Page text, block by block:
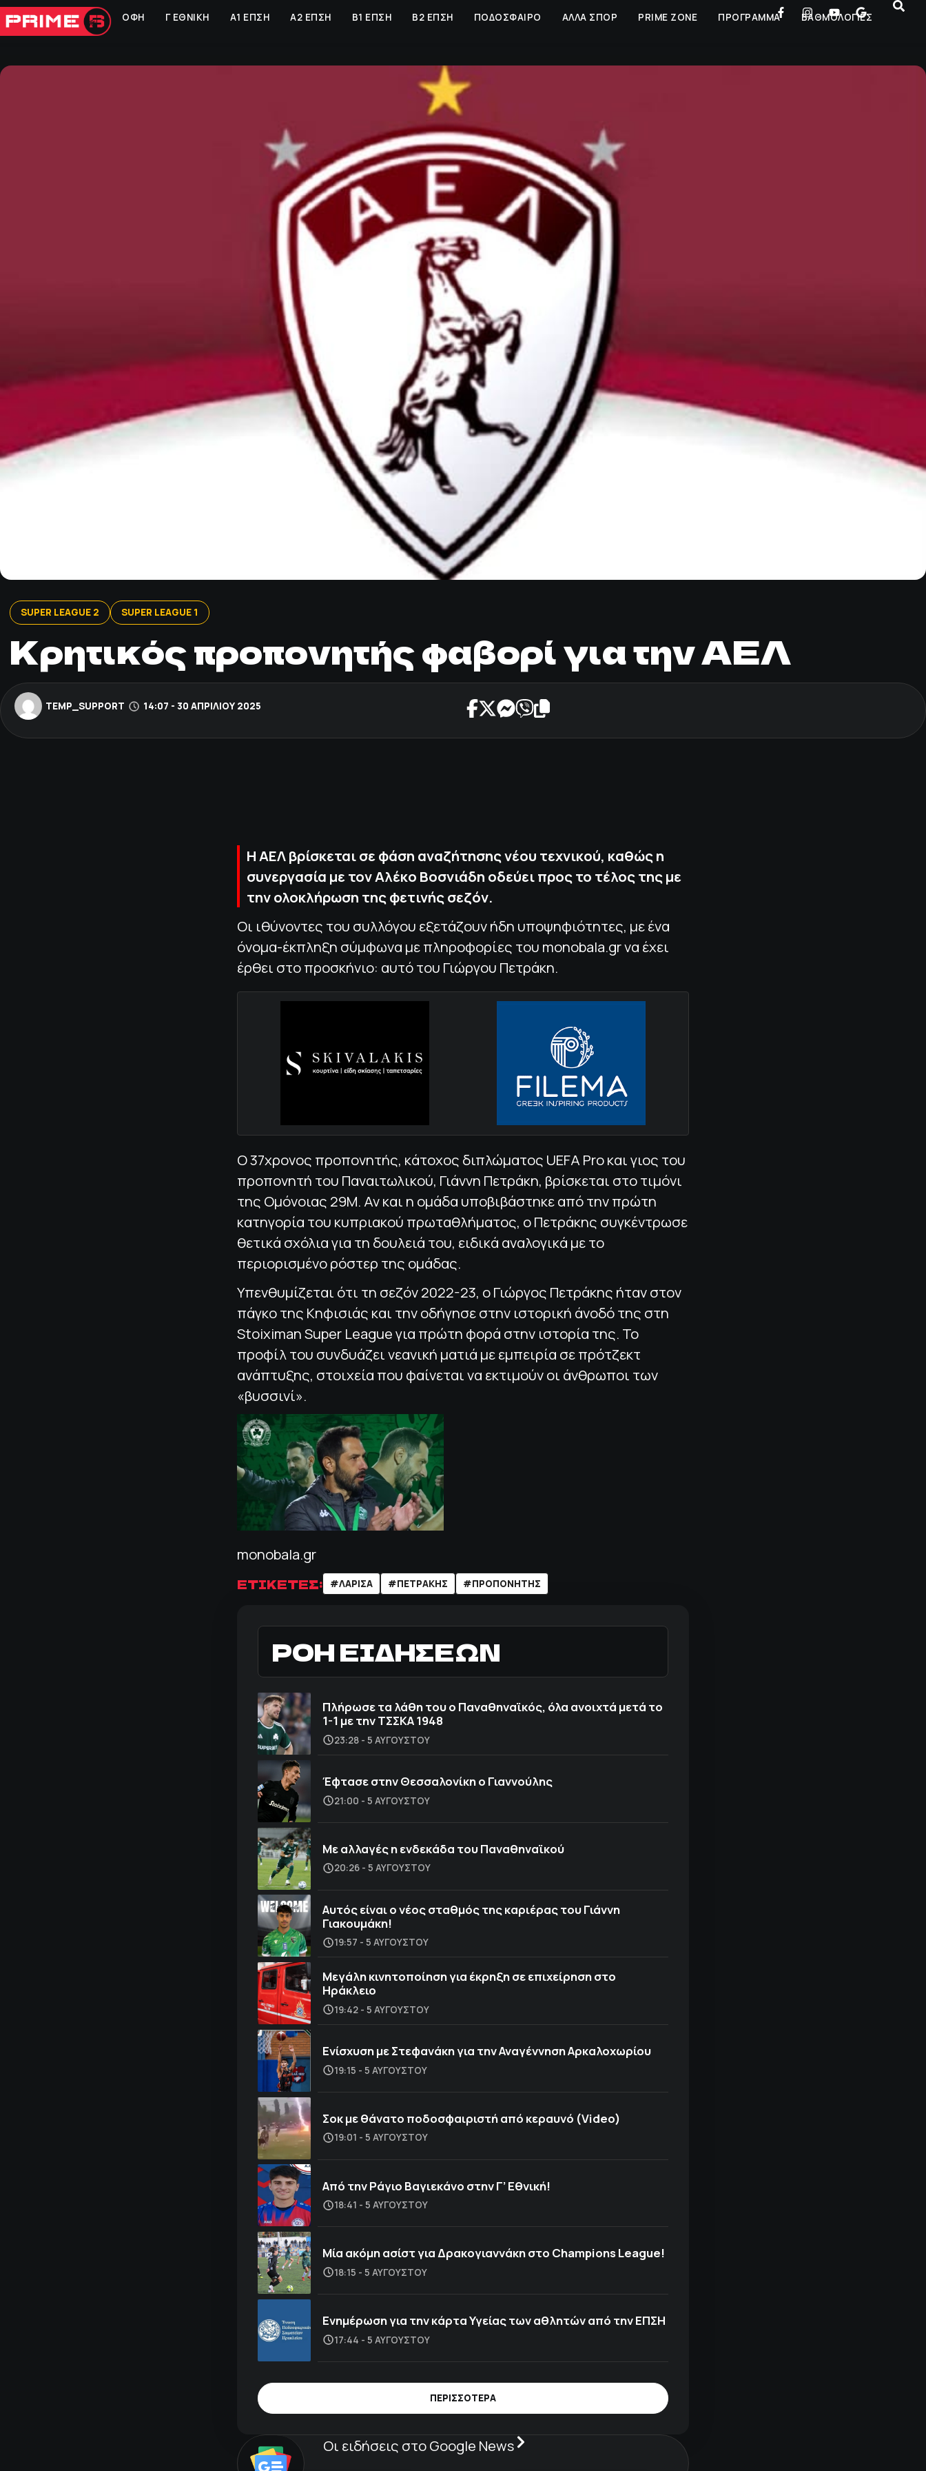
ΟΦΗ Γ ΕΘΝΙΚΗ Α1 ΕΠΣΗ Α2 ΕΠΣΗ Β1 ΕΠΣΗ Β2 ΕΠΣΗ ΠΟΔΟΣΦΑΙΡΟ ΑΛΛΑ ΣΠΟΡ PRIME ZONE ΠΡΟΓΡΑΜΜΑ ΒΑΘΜΟΛΟΓΙΕΣ
SUPER LEAGUE 2 SUPER LEAGUE 1
Κρητικός προπονητής φαβορί για την ΑΕΛ
TEMP_SUPPORT 14:07 - 30 ΑΠΡΙΛΊΟΥ 2025
Η ΑΕΛ βρίσκεται σε φάση αναζήτησης νέου τεχνικού, καθώς η
συνεργασία με τον Αλέκο Βοσνιάδη οδεύει προς το τέλος της με
την ολοκλήρωση της φετινής σεζόν.
Οι ιθύνοντες του συλλόγου εξετάζουν ήδη υποψηφιότητες, με ένα
όνομα-έκπληξη σύμφωνα με πληροφορίες του monobala.gr να έχει
έρθει στο προσκήνιο: αυτό του Γιώργου Πετράκη.
Ο 37χρονος προπονητής, κάτοχος διπλώματος UEFA Pro και γιος του
προπονητή του Παναιτωλικού, Γιάννη Πετράκη, βρίσκεται στο τιμόνι
της Ομόνοιας 29Μ. Αν και η ομάδα υποβιβάστηκε από την πρώτη
κατηγορία του κυπριακού πρωταθλήματος, ο Πετράκης συγκέντρωσε
θετικά σχόλια για τη δουλειά του, ειδικά αναλογικά με το
περιορισμένο ρόστερ της ομάδας.
Υπενθυμίζεται ότι τη σεζόν 2022-23, ο Γιώργος Πετράκης ήταν στον
πάγκο της Κηφισιάς και την οδήγησε στην ιστορική άνοδό της στη
Stoiximan Super League για πρώτη φορά στην ιστορία της. Το
προφίλ του συνδυάζει νεανική ματιά με εμπειρία σε πρότζεκτ
ανάπτυξης, στοιχεία που φαίνεται να εκτιμούν οι άνθρωποι των
«βυσσινί».
monobala.gr
ΕΤΙΚΕΤΕΣ: #ΛΑΡΙΣΑ #ΠΕΤΡΑΚΗΣ #ΠΡΟΠΟΝΗΤΗΣ
ΡΟΗ ΕΙΔΗΣΕΩΝ
Πλήρωσε τα λάθη του ο Παναθηναϊκός, όλα ανοιχτά μετά το
1-1 με την ΤΣΣΚΑ 1948
23:28 - 5 ΑΥΓΟΎΣΤΟΥ
Έφτασε στην Θεσσαλονίκη ο Γιαννούλης
21:00 - 5 ΑΥΓΟΎΣΤΟΥ
Με αλλαγές η ενδεκάδα του Παναθηναϊκού
20:26 - 5 ΑΥΓΟΎΣΤΟΥ
Αυτός είναι ο νέος σταθμός της καριέρας του Γιάννη
Γιακουμάκη!
19:57 - 5 ΑΥΓΟΎΣΤΟΥ
Μεγάλη κινητοποίηση για έκρηξη σε επιχείρηση στο
Ηράκλειο
19:42 - 5 ΑΥΓΟΎΣΤΟΥ
Ενίσχυση με Στεφανάκη για την Αναγέννηση Αρκαλοχωρίου
19:15 - 5 ΑΥΓΟΎΣΤΟΥ
Σοκ με θάνατο ποδοσφαιριστή από κεραυνό (Video)
19:01 - 5 ΑΥΓΟΎΣΤΟΥ
Από την Ράγιο Βαγιεκάνο στην Γ’ Εθνική!
18:41 - 5 ΑΥΓΟΎΣΤΟΥ
Μία ακόμη ασίστ για Δρακογιαννάκη στο Champions League!
18:15 - 5 ΑΥΓΟΎΣΤΟΥ
Ενημέρωση για την κάρτα Υγείας των αθλητών από την ΕΠΣΗ
17:44 - 5 ΑΥΓΟΎΣΤΟΥ
ΠΕΡΙΣΣΟΤΕΡΑ
Οι ειδήσεις στο Google News